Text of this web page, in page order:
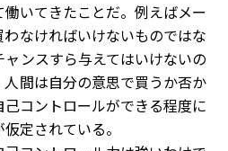
いてきたことだ。例えばメー
なければいけないものではな
ンスすら与えてはいけないの
間は自分の意思で買うか否か
コントロールができる程度に
定されている。